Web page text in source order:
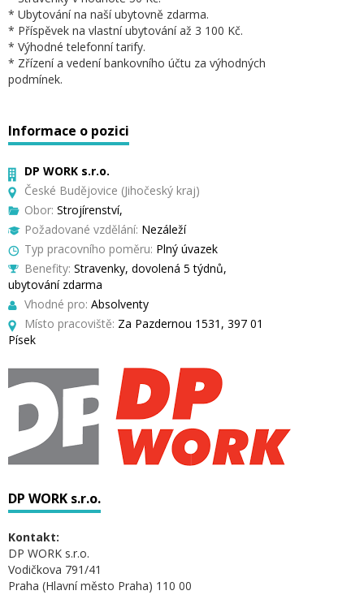
* Ubytování na naší ubytovně zdarma.
* Příspěvek na vlastní ubytování až 3 100 Kč.
* Výhodné telefonní tarify.
* Zřízení a vedení bankovního účtu za výhodných
podmínek.
Informace o pozici
DP WORK s.r.o.
České Budějovice (Jihočeský kraj)
Obor: Strojírenství,
Požadované vzdělání: Nezáleží
Typ pracovního poměru: Plný úvazek
Benefity: Stravenky, dovolená 5 týdnů,
ubytování zdarma
Vhodné pro: Absolventy
Místo pracoviště: Za Pazdernou 1531, 397 01
Písek
DP WORK s.r.o.
Kontakt:
DP WORK s.r.o.
Vodičkova 791/41
Praha (Hlavní město Praha) 110 00